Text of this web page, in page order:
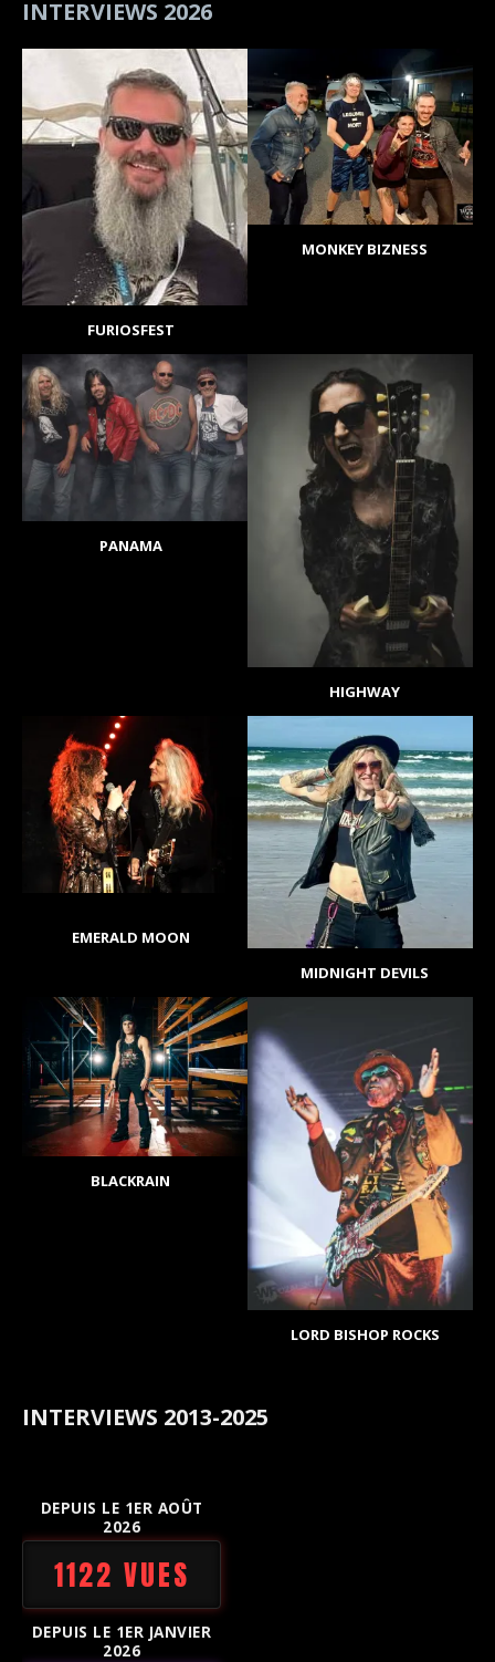
INTERVIEWS 2026
FURIOSFEST
MONKEY BIZNESS
PANAMA
HIGHWAY
EMERALD MOON
MIDNIGHT DEVILS
BLACKRAIN
LORD BISHOP ROCKS
INTERVIEWS 2013-2025
DEPUIS LE 1ER AOÛT
2026
1122 VUES
DEPUIS LE 1ER JANVIER
2026